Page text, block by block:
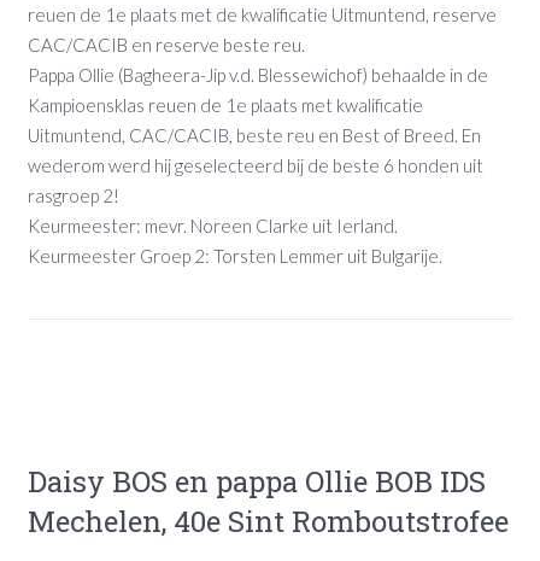
reuen de 1e plaats met de kwalificatie Uitmuntend, reserve
CAC/CACIB en reserve beste reu.
Pappa Ollie (Bagheera-Jip v.d. Blessewichof) behaalde in de
Kampioensklas reuen de 1e plaats met kwalificatie
Uitmuntend, CAC/CACIB, beste reu en Best of Breed. En
wederom werd hij geselecteerd bij de beste 6 honden uit
rasgroep 2!
Keurmeester: mevr. Noreen Clarke uit Ierland.
Keurmeester Groep 2: Torsten Lemmer uit Bulgarije.
Daisy BOS en pappa Ollie BOB IDS
Mechelen, 40e Sint Romboutstrofee